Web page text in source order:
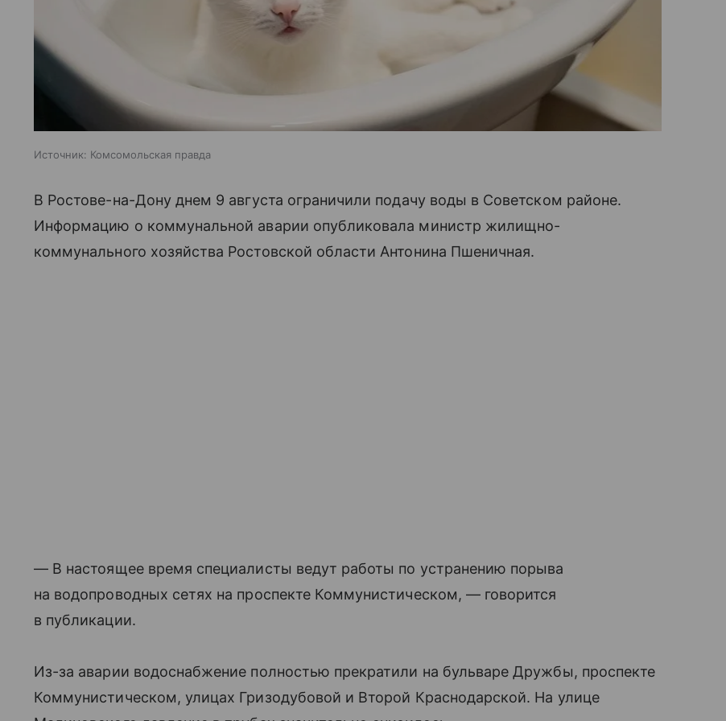
Источник: Комсомольская правда
В Ростове-на-Дону днем 9 августа ограничили подачу воды в Советском районе.
Информацию о коммунальной аварии опубликовала министр жилищно-
коммунального хозяйства Ростовской области Антонина Пшеничная.
— В настоящее время специалисты ведут работы по устранению порыва
на водопроводных сетях на проспекте Коммунистическом, — говорится
в публикации.
Из-за аварии водоснабжение полностью прекратили на бульваре Дружбы, проспекте
Коммунистическом, улицах Гризодубовой и Второй Краснодарской. На улице